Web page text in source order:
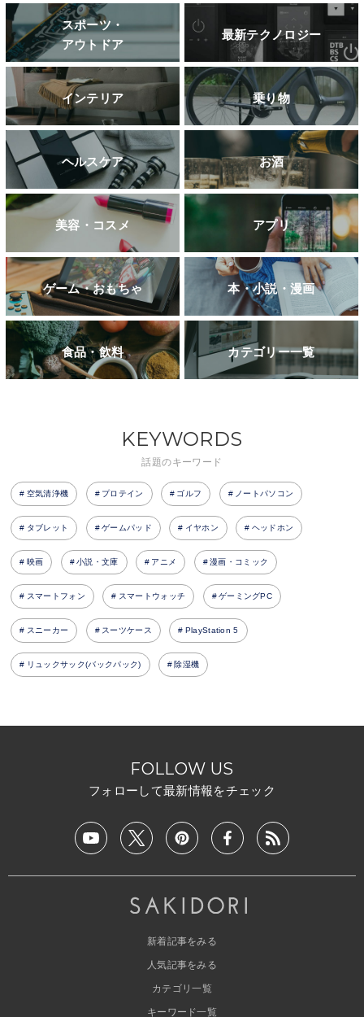
スポーツ・
アウトドア
最新テクノロジー
インテリア 乗り物
ヘルスケア お酒
美容・コスメ アプリ
ゲーム・おもちゃ 本・小説・漫画
食品・飲料 カテゴリー一覧
KEYWORDS
話題のキーワード
空気清浄機 プロテイン ゴルフ ノートパソコン
タブレット ゲームパッド イヤホン ヘッドホン
映画 小説・文庫 アニメ 漫画・コミック
スマートフォン スマートウォッチ ゲーミングPC
スニーカー スーツケース PlayStation 5
リュックサック(バックパック) 除湿機
FOLLOW US
フォローして最新情報をチェック
新着記事をみる
人気記事をみる
カテゴリ一覧
キーワード一覧